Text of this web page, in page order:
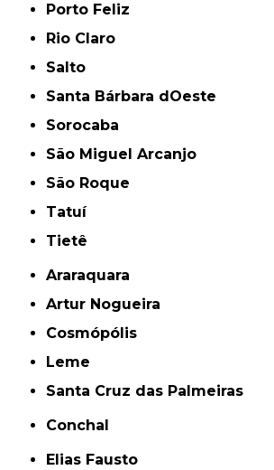
Porto Feliz
Rio Claro
Salto
Santa Bárbara dOeste
Sorocaba
São Miguel Arcanjo
São Roque
Tatuí
Tietê
Araraquara
Artur Nogueira
Cosmópólis
Leme
Santa Cruz das Palmeiras
Conchal
Elias Fausto